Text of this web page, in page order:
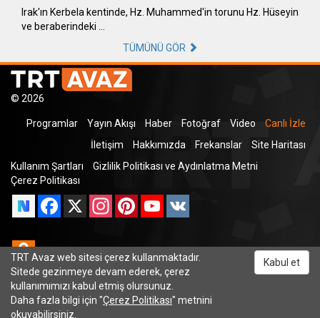
Irak'ın Kerbela kentinde, Hz. Muhammed'in torunu Hz. Hüseyin
ve beraberindeki …
TÜMÜNÜ GÖR
© 2026
Programlar Yayın Akışı Haber Fotoğraf Video
Canlı İzle
İletişim
Hakkımızda Frekanslar
Site Haritası
Kullanım Şartları
Gizlilik Politikası ve Aydınlatma Metni
Çerez Politikası
Facebook
X InstagramPinterestYouTube
Odnoklassniki
TRT Avaz web sitesi çerez kullanmaktadır.
Sitede gezinmeye devam ederek, çerez
kullanımımızı kabul etmiş olursunuz.
Daha fazla bilgi için "Çerez Politikası" metnini
okuyabilirsiniz.
Kabul et